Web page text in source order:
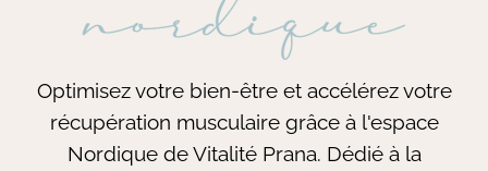
Optimisez votre bien-être et accélérez votre
récupération musculaire grâce à l'espace
Nordique de Vitalité Prana. Dédié à la